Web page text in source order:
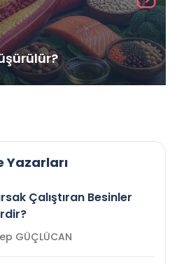
Yazarları
Çalıştıran Besinler
Zeynep GÜÇLÜCAN